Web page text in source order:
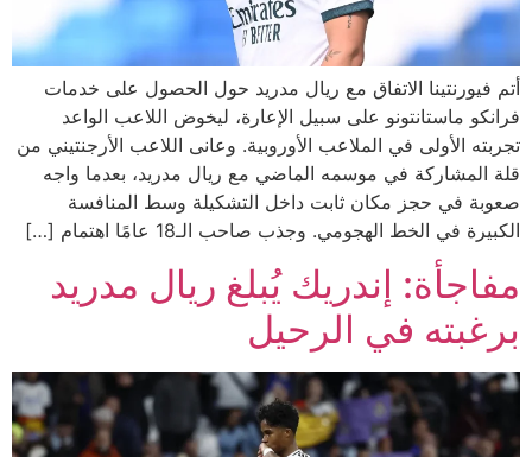
أتم فيورنتينا الاتفاق مع ريال مدريد حول الحصول على خدمات
فرانكو ماستانتونو على سبيل الإعارة، ليخوض اللاعب الواعد
تجربته الأولى في الملاعب الأوروبية. وعانى اللاعب الأرجنتيني من
قلة المشاركة في موسمه الماضي مع ريال مدريد، بعدما واجه
صعوبة في حجز مكان ثابت داخل التشكيلة وسط المنافسة
الكبيرة في الخط الهجومي. وجذب صاحب الـ18 عامًا اهتمام […]
مفاجأة: إندريك يُبلغ ريال مدريد
برغبته في الرحيل